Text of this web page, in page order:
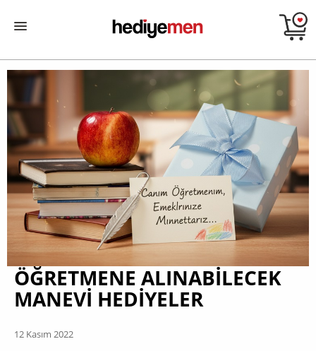
ÖĞRETMENE ALINABILECEK
MANEVI HEDIYELER
12 Kasım 2022